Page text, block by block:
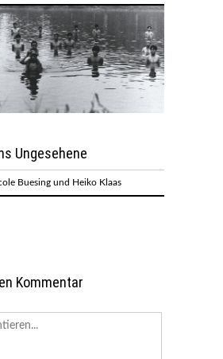
Ungesehene
Buesing und Heiko Klaas
Kommentar